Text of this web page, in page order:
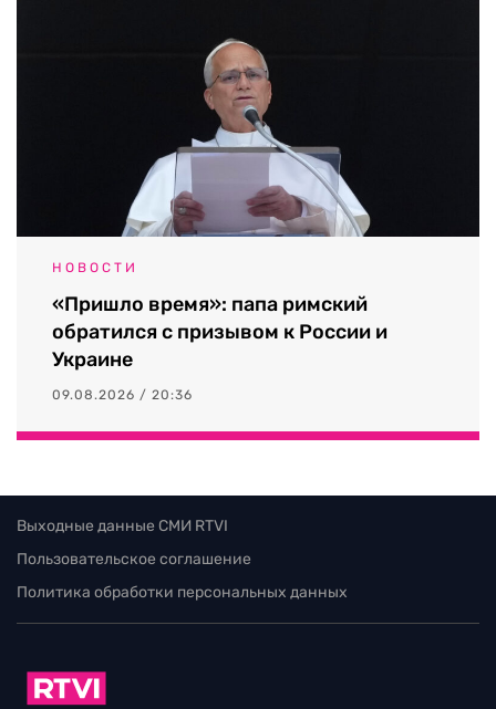
НОВОСТИ
«Пришло время»: папа римский
обратился с призывом к России и
Украине
09.08.2026 / 20:36
Выходные данные СМИ RTVI
Пользовательское соглашение
Политика обработки персональных данных